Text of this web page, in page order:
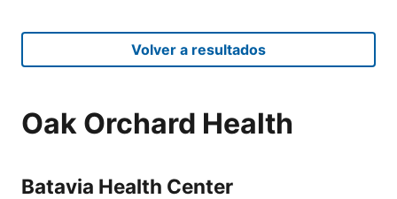
Volver a resultados
Oak Orchard Health
Batavia Health Center